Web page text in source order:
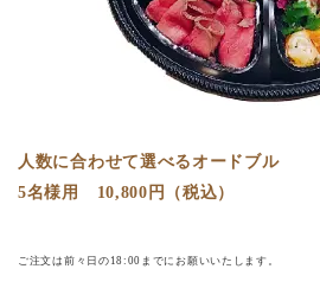
人数に合わせて選べるオードブル
5名様用 10,800円（税込）
ご注文は前々日の18:00までにお願いいたします。